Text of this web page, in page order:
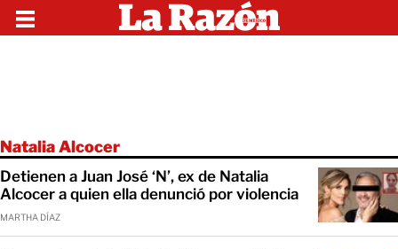
Natalia Alcocer
Detienen a Juan José ‘N’, ex de Natalia
Alcocer a quien ella denunció por violencia
MARTHA DÍAZ